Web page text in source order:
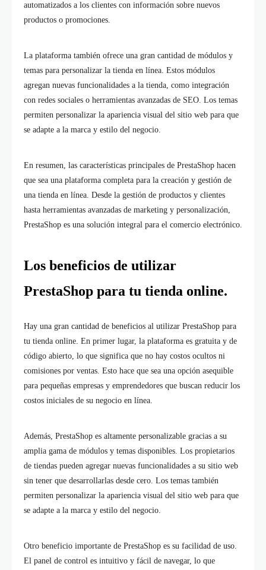
automatizados a los clientes con información sobre nuevos
productos o promociones.
La plataforma también ofrece una gran cantidad de módulos y
temas para personalizar la tienda en línea. Estos módulos
agregan nuevas funcionalidades a la tienda, como integración
con redes sociales o herramientas avanzadas de SEO. Los temas
permiten personalizar la apariencia visual del sitio web para que
se adapte a la marca y estilo del negocio.
En resumen, las características principales de PrestaShop hacen
que sea una plataforma completa para la creación y gestión de
una tienda en línea. Desde la gestión de productos y clientes
hasta herramientas avanzadas de marketing y personalización,
PrestaShop es una solución integral para el comercio electrónico.
Los beneficios de utilizar
PrestaShop para tu tienda online.
Hay una gran cantidad de beneficios al utilizar PrestaShop para
tu tienda online. En primer lugar, la plataforma es gratuita y de
código abierto, lo que significa que no hay costos ocultos ni
comisiones por ventas. Esto hace que sea una opción asequible
para pequeñas empresas y emprendedores que buscan reducir los
costos iniciales de su negocio en línea.
Además, PrestaShop es altamente personalizable gracias a su
amplia gama de módulos y temas disponibles. Los propietarios
de tiendas pueden agregar nuevas funcionalidades a su sitio web
sin tener que desarrollarlas desde cero. Los temas también
permiten personalizar la apariencia visual del sitio web para que
se adapte a la marca y estilo del negocio.
Otro beneficio importante de PrestaShop es su facilidad de uso.
El panel de control es intuitivo y fácil de navegar, lo que